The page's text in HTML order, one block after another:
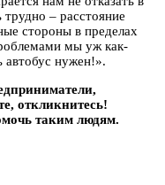
трудно – расстояние
стороны в пределах
мы уж как-
автобус нужен!».
откликнитесь!
таким людям.